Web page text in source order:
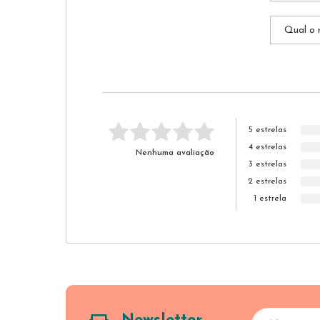
Nenhuma avaliação
5 estrelas
4 estrelas
3 estrelas
2 estrelas
1 estrela